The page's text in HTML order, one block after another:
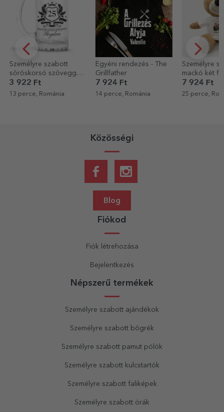
Egyéni rendezés - The
Grillfather
7 924 Ft
14 perce, Románia
Személyre szabott
mackó két fotóval és
szöveggel
7 924 Ft
25 perce, Románia
Személyre
kiegészítő
névvel -
3 122 Ft
31 perce,
Közösségi
Blog
Fiókod
Fiók létrehozása
Bejelentkezés
Népszerű termékek
Személyre szabott ajándékok
Személyre szabott bögrék
Személyre szabott pamut pólók
Személyre szabott kulcstartók
Személyre szabott faliképek
Személyre szabott órák